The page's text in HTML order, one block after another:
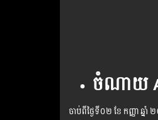
ចំណាយ
ចាប់ពី​ថ្ងៃទី០២ ខែ កញ្ញា ឆ្